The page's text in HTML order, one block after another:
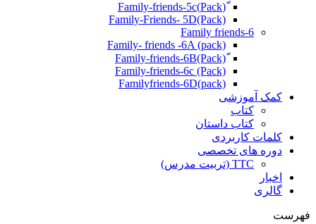
ّ(Pack)Family-friends-5c
Family-Friends- 5D(Pack)
Family friends-6
Family- friends -6A (pack)
Family-friends-6c (Pack)
Familyfriends-6D(pack)
کمک آموزشی
کتاب
کتاب داستان
کلمات کاربردی
دوره های تخصصی
TTC (تربیت مدرس)
اخبار
گالری
فهرست